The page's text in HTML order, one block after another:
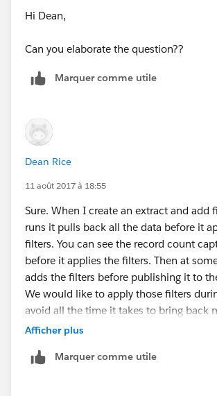
Yuri
Hi Dean,
Can you elaborate the question??
Marquer comme utile
Dean Rice
11 août 2017 à 18:55
Sure. When I create an extract and add
runs it pulls back all the data before it
filters. You can see the record count
before it applies the filters. Then at
adds the filters before publishing it to
We would like to apply those filters
avoid all the time it takes to bring back
records we don't need.
Thanks..
Afficher plus
Marquer comme utile